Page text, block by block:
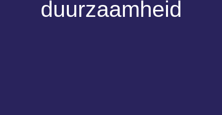
duurzaamheid